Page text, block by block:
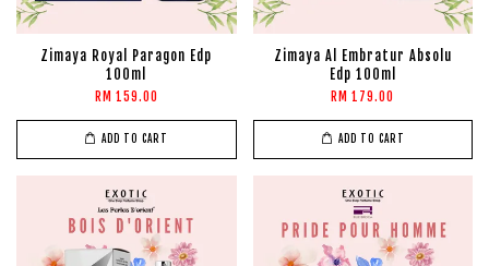
Zimaya Royal Paragon Edp
100ml
RM 159.00
ADD TO CART
Zimaya Al Embratur Absolu
Edp 100ml
RM 179.00
ADD TO CART